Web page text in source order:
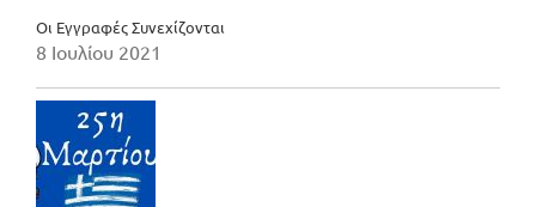
Οι Εγγραφές Συνεχίζονται
8 Ιουλίου 2021